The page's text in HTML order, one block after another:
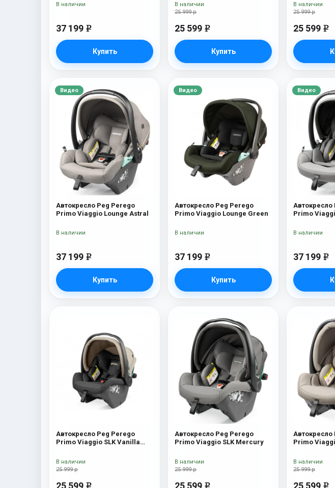
37 199 e
Купить
В наличии
25 999 р
25 599 e
Купить
В наличии
25 999 р
25 599 e
В наличии
Видео
Автокресло Peg Perego
Primo Viaggio Lounge Astral
37 199 e
Купить
В наличии
Видео
Автокресло Peg Perego
Primo Viaggio Lounge Green
37 199 e
Купить
В наличии
Видео
Автокресло
Primo
37 199 e
В наличии
Автокресло Peg Perego
Primo Viaggio SLK Vanilla
25 999 р
25 599 e
В наличии
Автокресло Peg Perego
Primo Viaggio SLK Mercury
25 999 р
25 599 e
В наличии
Автокресло
Primo
25 999 р
25 599 e
В наличии